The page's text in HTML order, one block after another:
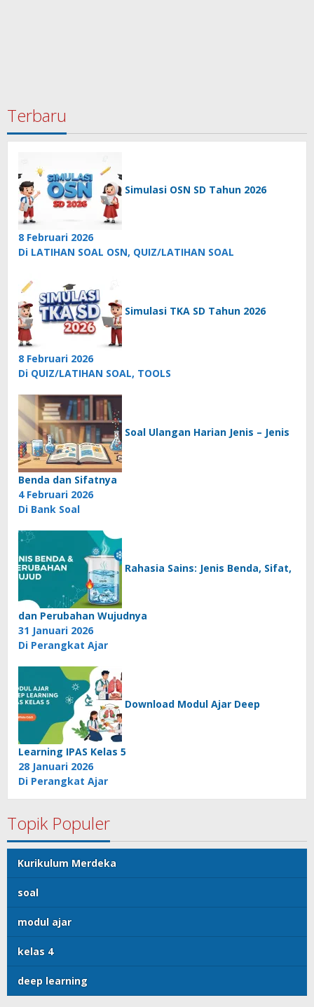
Terbaru
Simulasi OSN SD Tahun 2026
8 Februari 2026
Di LATIHAN SOAL OSN, QUIZ/LATIHAN SOAL
Simulasi TKA SD Tahun 2026
8 Februari 2026
Di QUIZ/LATIHAN SOAL, TOOLS
Soal Ulangan Harian Jenis – Jenis
Benda dan Sifatnya
4 Februari 2026
Di Bank Soal
Rahasia Sains: Jenis Benda, Sifat,
dan Perubahan Wujudnya
31 Januari 2026
Di Perangkat Ajar
Download Modul Ajar Deep
Learning IPAS Kelas 5
28 Januari 2026
Di Perangkat Ajar
Topik Populer
Kurikulum Merdeka
soal
modul ajar
kelas 4
deep learning